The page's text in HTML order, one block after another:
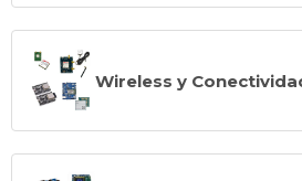
Wireless y